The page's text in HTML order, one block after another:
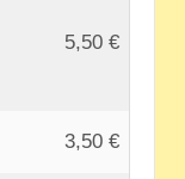
5,50 €
3,50 €